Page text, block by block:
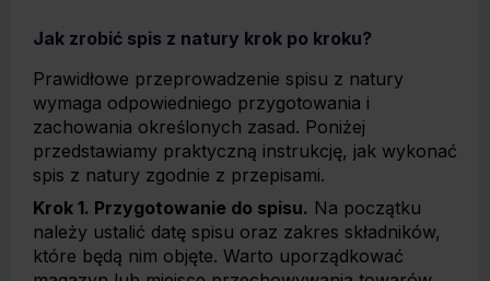
Jak zrobić spis z natury krok po kroku?
Prawidłowe przeprowadzenie spisu z natury
wymaga odpowiedniego przygotowania i
zachowania określonych zasad. Poniżej
przedstawiamy praktyczną instrukcję, jak wykonać
spis z natury zgodnie z przepisami.
Krok 1. Przygotowanie do spisu. Na początku
należy ustalić datę spisu oraz zakres składników,
które będą nim objęte. Warto uporządkować